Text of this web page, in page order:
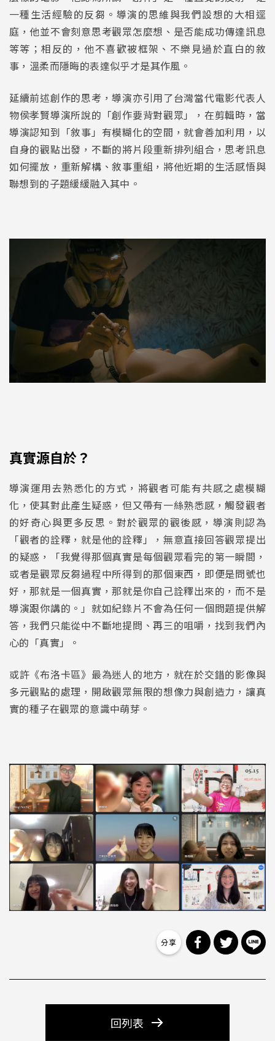
一種生活經驗的反芻。導演的思維與我們設想的大相逕
庭，他並不會刻意思考觀眾怎麼想、是否能成功傳達訊息
等等；相反的，他不喜歡被框架、不樂見過於直白的敘
事，溫柔而隱晦的表達似乎才是其作風。
延續前述創作的思考，導演亦引用了台灣當代電影代表人
物侯孝賢導演所說的「創作要背對觀眾」，在剪輯時，當
導演認知到「敘事」有模糊化的空間，就會善加利用，以
自身的觀點出發，不斷的將片段重新排列組合，思考訊息
如何擺放，重新解構、敘事重組，將他近期的生活感悟與
聯想到的子題緩緩融入其中。
真實源自於？
導演運用去熟悉化的方式，將觀者可能有共感之處模糊
化，使其對此產生疑惑，但又帶有一絲熟悉感，觸發觀者
的好奇心與更多反思。對於觀眾的觀後感，導演則認為
「觀者的詮釋，就是他的詮釋」，無意直接回答觀眾提出
的疑惑，「我覺得那個真實是每個觀眾看完的第一瞬間，
或者是觀眾反芻過程中所得到的那個東西，即便是問號也
好，那就是一個真實，那就是你自己詮釋出來的，而不是
導演跟你講的。」就如紀錄片不會為任何一個問題提供解
答，我們只能從中不斷地提問、再三的咀嚼，找到我們內
心的「真實」。
或許《布洛卡區》最為迷人的地方，就在於交錯的影像與
多元觀點的處理，開啟觀眾無限的想像力與創造力，讓真
實的種子在觀眾的意識中萌芽。
分享到分享到
回列表